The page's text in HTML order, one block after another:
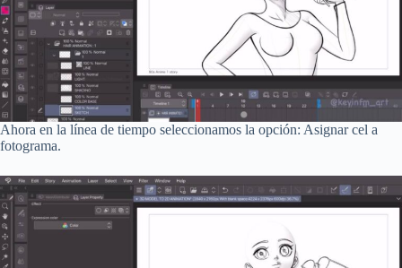
Ahora en la línea de tiempo seleccionamos la opción: Asignar cel a
fotograma.